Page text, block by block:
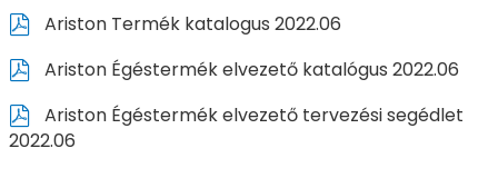
Ariston Termék katalogus 2022.06
Ariston Égéstermék elvezető katalógus 2022.06
Ariston Égéstermék elvezető tervezési segédlet
2022.06